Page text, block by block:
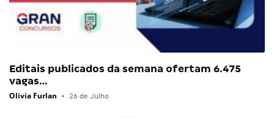
Editais publicados da semana ofertam 6.475
vagas…
Olivia Furlan • 26 de Julho